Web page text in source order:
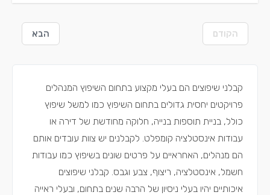
הקודם הבא
קבלני שיפוצים הם בעלי מקצוע בתחום השיפוץ המנהלים
פרויקטים יחסית גדולים בתחום השיפוץ כמו למשל שיפוץ
כולל, בניית תוספות בנייה, חלוקה מחודשת של דירה או
עבודות אינסטלציה קומפלט. לקבלנים יש צוות עובדים אותם
הם מנהלים, האחראיים על פרטים שונים בשיפוץ כמו עבודות
חשמל, אינסטלציה, ריצוף, צבע וגבס. קבלני שיפוצים
איכותיים יהיו בעלי ניסיון של הרבה שנים בתחום, ובעלי ראייה